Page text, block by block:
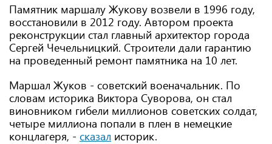
Памятник маршалу Жукову возвели в 1996 году,
восстановили в 2012 году. Автором проекта
реконструкции стал главный архитектор города
Сергей Чечельницкий. Строители дали гарантию
на проведенный ремонт памятника на 10 лет.
Маршал Жуков - советский военачальник. По
словам историка Виктора Суворова, он стал
виновником гибели миллионов советских солдат,
четыре миллиона попали в плен в немецкие
концлагеря, - сказал историк.